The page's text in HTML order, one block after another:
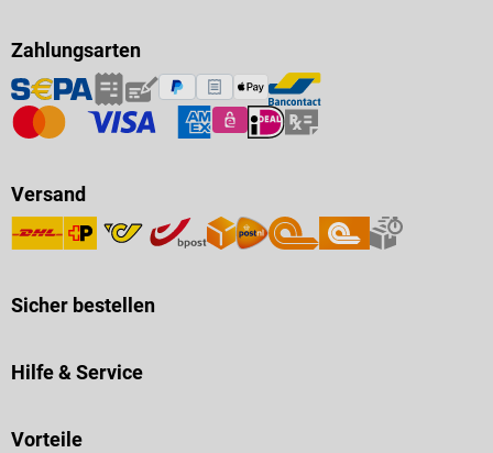
Zahlungsarten
Versand
Sicher bestellen
Hilfe & Service
Vorteile